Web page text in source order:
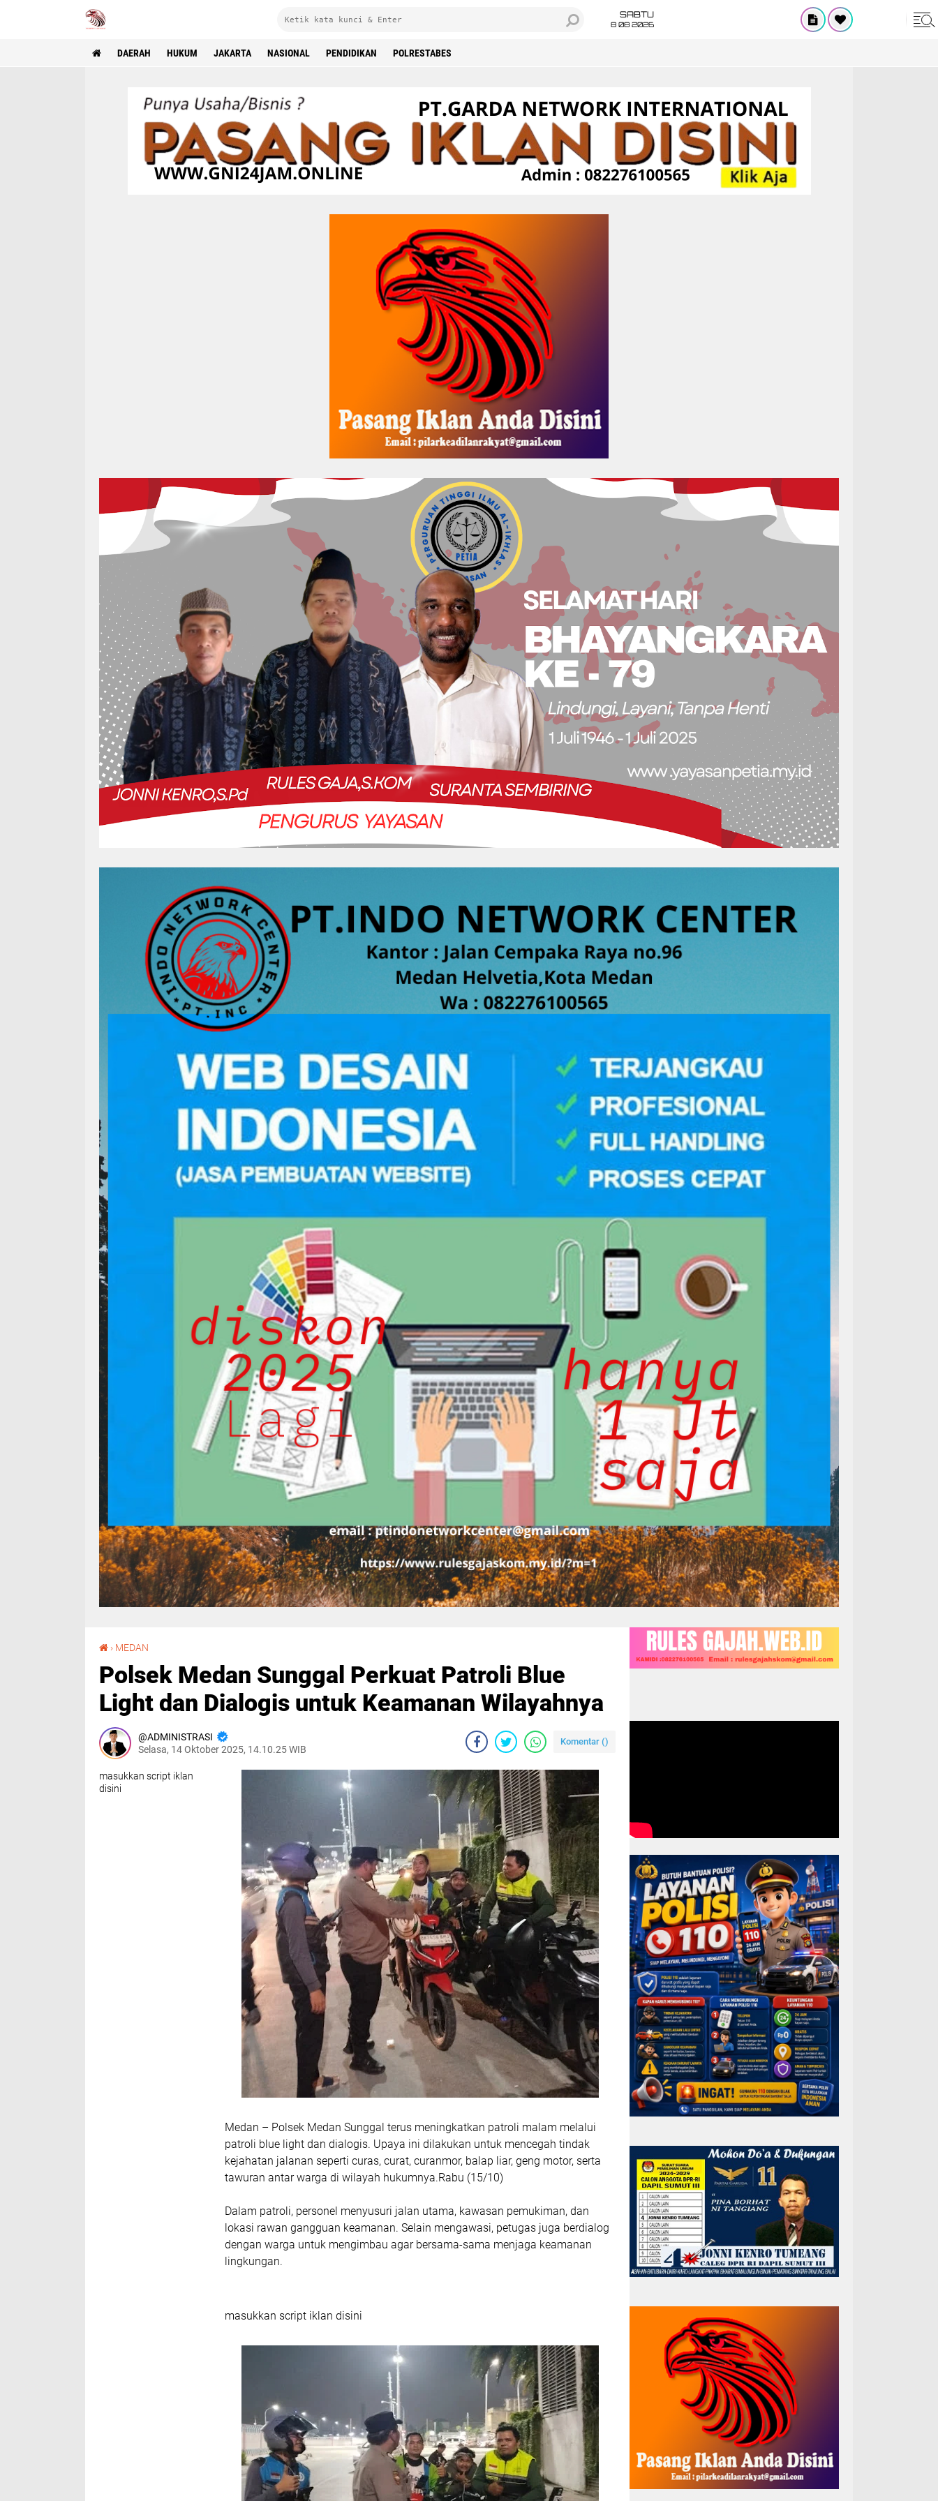
SABTU
8 08 2026
DAERAH HUKUM JAKARTA NASIONAL PENDIDIKAN POLRESTABES
› MEDAN
‎Polsek Medan Sunggal Perkuat Patroli Blue
Light dan Dialogis untuk Keamanan Wilayahnya‎
ADMINISTRASI
Selasa, 14 Oktober 2025, 14.10.25 WIB
Komentar ()
masukkan script iklan
disini
‎Medan – Polsek Medan Sunggal terus meningkatkan patroli malam melalui
patroli blue light dan dialogis. Upaya ini dilakukan untuk mencegah tindak
kejahatan jalanan seperti curas, curat, curanmor, balap liar, geng motor, serta
tawuran antar warga di wilayah hukumnya.Rabu (15/10)
‎Dalam patroli, personel menyusuri jalan utama, kawasan pemukiman, dan
lokasi rawan gangguan keamanan. Selain mengawasi, petugas juga berdialog
dengan warga untuk mengimbau agar bersama-sama menjaga keamanan
lingkungan.
masukkan script iklan disini